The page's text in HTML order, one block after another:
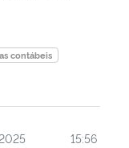
contábeis
15:56